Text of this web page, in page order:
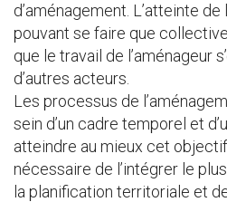
d’aménagement. L’atteinte
pouvant se faire que
que le travail de l’aménageur
d’autres acteurs.
Les processus de
sein d’un cadre temporel et
atteindre au mieux cet
nécessaire de l’intégrer le
la planification territoriale et